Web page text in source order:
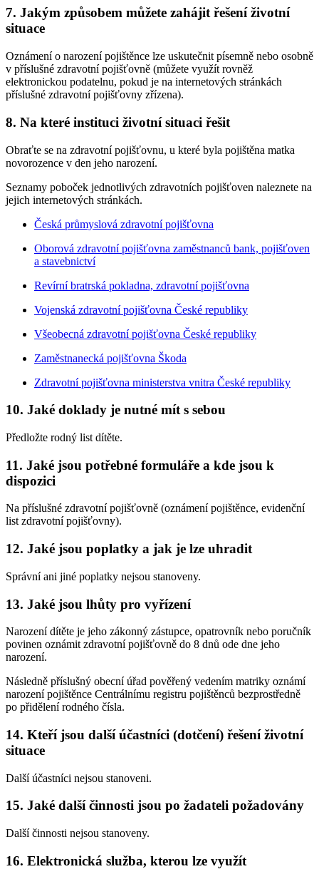
7. Jakým způsobem můžete zahájit řešení životní
situace
Oznámení o narození pojištěnce lze uskutečnit písemně nebo osobně
v příslušné zdravotní pojišťovně (můžete využít rovněž
elektronickou podatelnu, pokud je na internetových stránkách
příslušné zdravotní pojišťovny zřízena).
8. Na které instituci životní situaci řešit
Obraťte se na zdravotní pojišťovnu, u které byla pojištěna matka
novorozence v den jeho narození.
Seznamy poboček jednotlivých zdravotních pojišťoven naleznete na
jejich internetových stránkách.
Česká průmyslová zdravotní pojišťovna
Oborová zdravotní pojišťovna zaměstnanců bank, pojišťoven
a stavebnictví
Revírní bratrská pokladna, zdravotní pojišťovna
Vojenská zdravotní pojišťovna České republiky
Všeobecná zdravotní pojišťovna České republiky
Zaměstnanecká pojišťovna Škoda
Zdravotní pojišťovna ministerstva vnitra České republiky
10. Jaké doklady je nutné mít s sebou
Předložte rodný list dítěte.
11. Jaké jsou potřebné formuláře a kde jsou k
dispozici
Na příslušné zdravotní pojišťovně (oznámení pojištěnce, evidenční
list zdravotní pojišťovny).
12. Jaké jsou poplatky a jak je lze uhradit
Správní ani jiné poplatky nejsou stanoveny.
13. Jaké jsou lhůty pro vyřízení
Narození dítěte je jeho zákonný zástupce, opatrovník nebo poručník
povinen oznámit zdravotní pojišťovně do 8 dnů ode dne jeho
narození.
Následně příslušný obecní úřad pověřený vedením matriky oznámí
narození pojištěnce Centrálnímu registru pojištěnců bezprostředně
po přidělení rodného čísla.
14. Kteří jsou další účastníci (dotčení) řešení životní
situace
Další účastníci nejsou stanoveni.
15. Jaké další činnosti jsou po žadateli požadovány
Další činnosti nejsou stanoveny.
16. Elektronická služba, kterou lze využít